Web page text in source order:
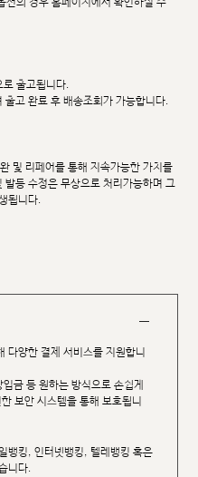
출고됩니다.
고 완료 후 배송조회가 가능합니다.
및 리페어를 통해 지속가능한 가치를
등 수정은 무상으로 처리가능하며 그
됩니다.
다양한 결제 서비스를 지원합니
금 등 원하는 방식으로 손쉽게
보안 시스템을 통해 보호됩니
뱅킹, 인터넷뱅킹, 텔레뱅킹 혹은
니다.